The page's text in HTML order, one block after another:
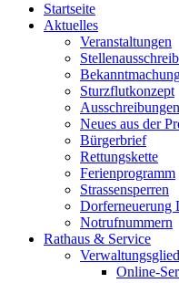
Startseite
Aktuelles
Veranstaltungen
Sturzflutkonzept
Ausschreibungen
Neues aus der
Bürgerbrief
Rettungskette
Ferienprogramm
Strassensperren
Dorferneuerung
Notrufnummern
Rathaus & Service
Online-